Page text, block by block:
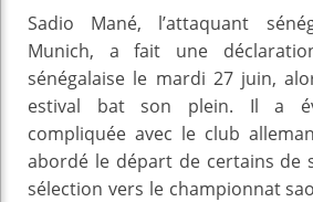
Sadio Mané, l’attaquant
Munich, a fait une
sénégalaise le mardi 27 juin,
estival bat son plein. Il a
compliquée avec le club
abordé le départ de certains de
sélection vers le championnat